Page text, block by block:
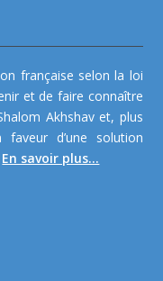
française selon la loi
et de faire connaître
Akhshav et, plus
d’une solution
En savoir plus...